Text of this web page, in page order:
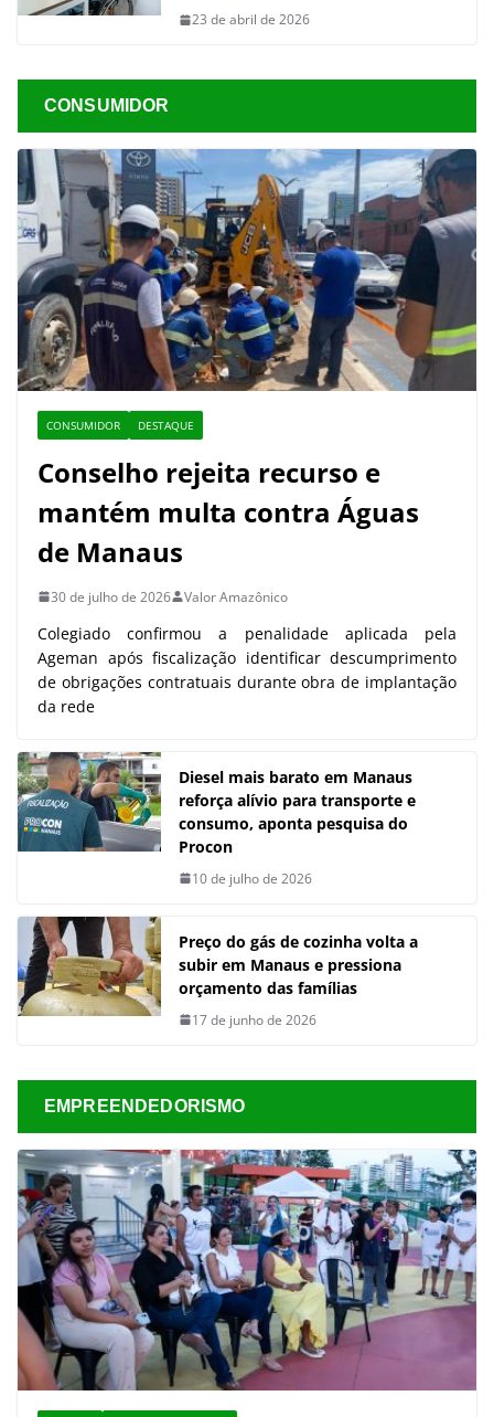
23 de abril de 2026
CONSUMIDOR
CONSUMIDOR DESTAQUE
Conselho rejeita recurso e
mantém multa contra Águas
de Manaus
30 de julho de 2026 Valor Amazônico
Colegiado confirmou a penalidade aplicada pela
Ageman após fiscalização identificar descumprimento
de obrigações contratuais durante obra de implantação
da rede
Diesel mais barato em Manaus
reforça alívio para transporte e
consumo, aponta pesquisa do
Procon
10 de julho de 2026
Preço do gás de cozinha volta a
subir em Manaus e pressiona
orçamento das famílias
17 de junho de 2026
EMPREENDEDORISMO